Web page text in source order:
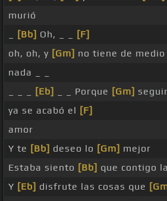
murió
[Bb] Oh, _ _
[F]
oh, oh, y [Gm] no tiene de medio
nada _ _
[Eb] _ _ Porque [Gm] seguir
ya se acabó el [F]
amor
Y te [Bb] deseo lo [Gm] mejor
Estaba siento [Bb] que contigo
Y [Eb] disfrute las cosas que